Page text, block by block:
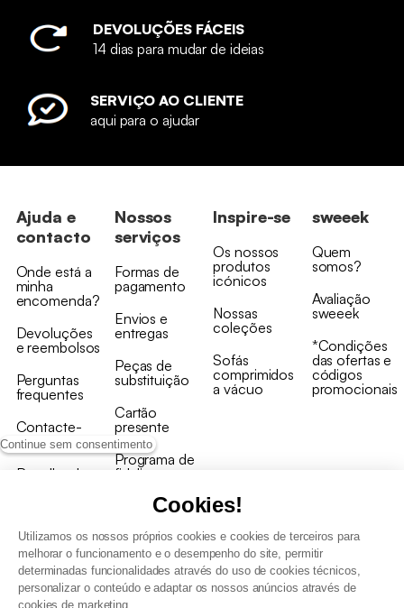
Continue sem consentimento
Cookies!
Utilizamos os nossos próprios cookies e cookies de terceiros para
melhorar o funcionamento e o desempenho do site, permitir
determinadas funcionalidades através do uso de cookies técnicos,
personalizar o conteúdo e adaptar os nossos anúncios através de
cookies de marketing.
DEVOLUÇÕES FÁCEIS
14 dias para mudar de ideias
SERVIÇO AO CLIENTE
aqui para o ajudar
Ajuda e
contacto
Onde está a
minha
encomenda?
Devoluções
e reembolsos
Perguntas
frequentes
Contacte-
nos
Recolha de
Nossos
serviços
Formas de
pagamento
Envios e
entregas
Peças de
substituição
Cartão
presente
Programa de
fidelizaçao
Inspire-se
Os nossos
produtos
icónicos
Nossas
coleções
Sofás
comprimidos
a vácuo
sweeek
Quem
somos?
Avaliação
sweeek
*Condições
das ofertas e
códigos
promocionais
Termos e Condições Gerais de Venda e Aviso Legal